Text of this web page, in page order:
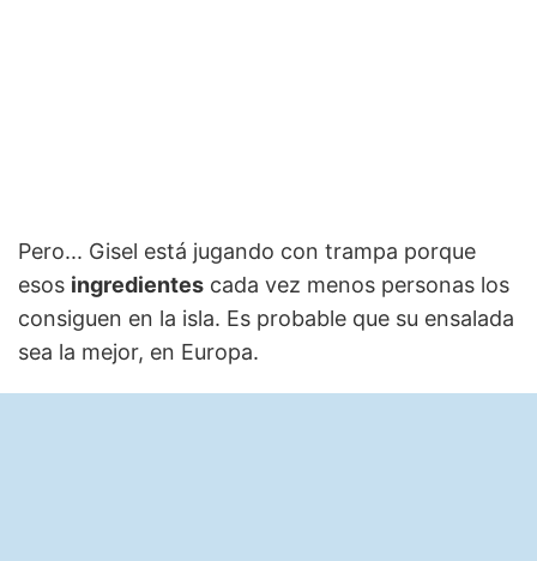
Pero... Gisel está jugando con trampa porque
esos ingredientes cada vez menos personas los
consiguen en la isla. Es probable que su ensalada
sea la mejor, en Europa.